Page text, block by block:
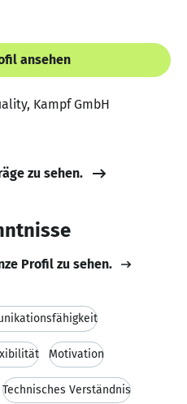
ansehen
Kampf GmbH
zu sehen.
Profil zu sehen.
Motivation
Technisches Verständnis